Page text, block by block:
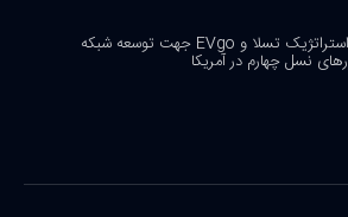
همکاری استراتژیک تسلا و EVgo جهت توسعه شبکه
نسل چهارم در آمریکا